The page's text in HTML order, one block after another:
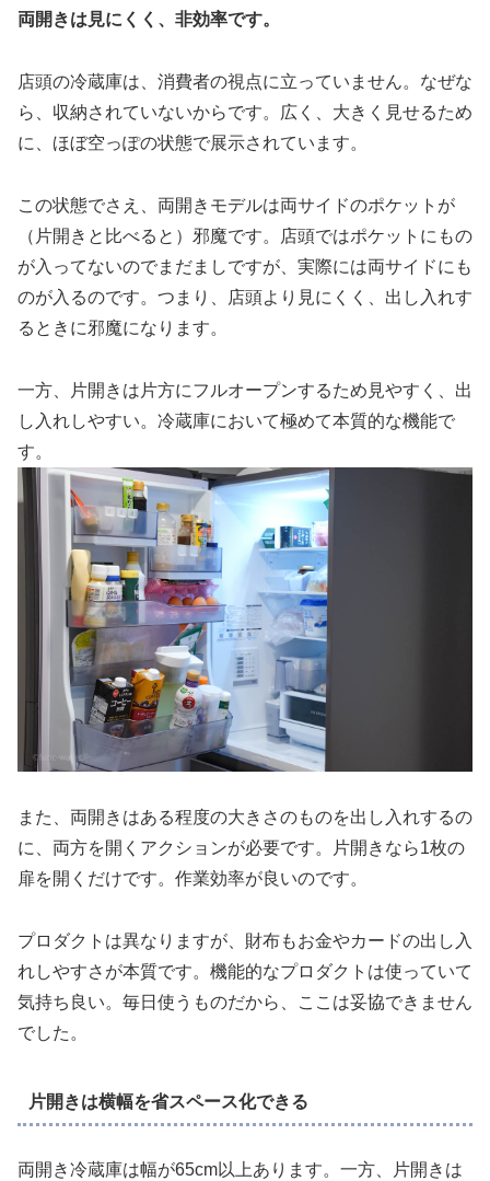
両開きは見にくく、非効率です。
店頭の冷蔵庫は、消費者の視点に立っていません。なぜな
ら、収納されていないからです。広く、大きく見せるため
に、ほぼ空っぽの状態で展示されています。
この状態でさえ、両開きモデルは両サイドのポケットが
（片開きと比べると）邪魔です。店頭ではポケットにもの
が入ってないのでまだましですが、実際には両サイドにも
のが入るのです。つまり、店頭より見にくく、出し入れす
るときに邪魔になります。
一方、片開きは片方にフルオープンするため見やすく、出
し入れしやすい。冷蔵庫において極めて本質的な機能で
す。
また、両開きはある程度の大きさのものを出し入れするの
に、両方を開くアクションが必要です。片開きなら1枚の
扉を開くだけです。作業効率が良いのです。
プロダクトは異なりますが、財布もお金やカードの出し入
れしやすさが本質です。機能的なプロダクトは使っていて
気持ち良い。毎日使うものだから、ここは妥協できません
でした。
片開きは横幅を省スペース化できる
両開き冷蔵庫は幅が65cm以上あります。一方、片開きは